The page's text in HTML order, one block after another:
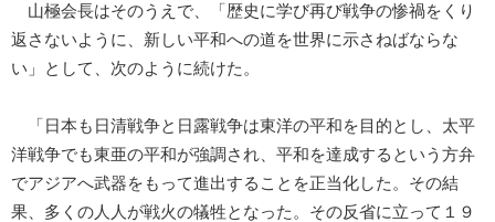
山極会長はそのうえで、「歴史に学び再び戦争の惨禍をくり
返さないように、新しい平和への道を世界に示さねばならな
い」として、次のように続けた。
「日本も日清戦争と日露戦争は東洋の平和を目的とし、太平
洋戦争でも東亜の平和が強調され、平和を達成するという方弁
でアジアへ武器をもって進出することを正当化した。その結
果、多くの人人が戦火の犠牲となった。その反省に立って１９